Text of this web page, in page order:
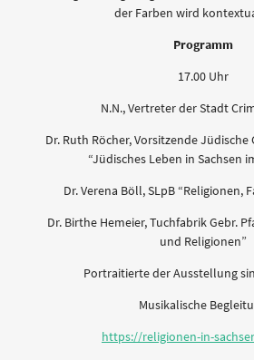
der Farben wird
Programm
17.00 Uhr
N.N., Vertreter der Stadt
Dr. Ruth Röcher, Vorsitzende
“Jüdisches Leben in Sachsen
Dr. Verena Böll, SLpB “Religionen,
Dr. Birthe Hemeier, Tuchfabrik Gebr.
und Religionen”
Portraitierte der Ausstellung
Musikalische
https://religionen-in-